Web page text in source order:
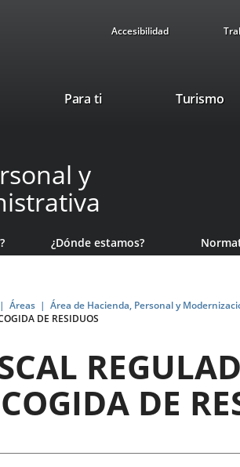
Accesibilidad
Para ti TurismoEste
y
¿Dónde estamos?
Áreas Área de Hacienda, Personal y
DE RESIDUOS
DE